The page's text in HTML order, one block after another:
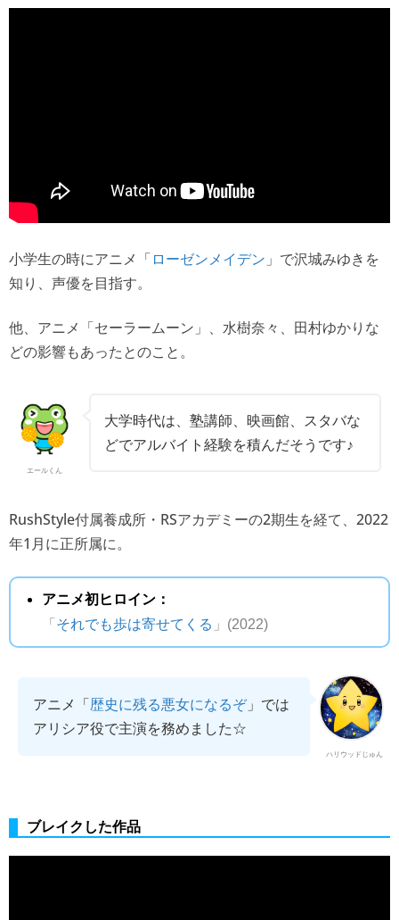
小学生の時にアニメ「 ローゼンメイデン 」で沢城みゆきを
知り、声優を目指す。
他、アニメ「セーラームーン」、水樹奈々、田村ゆかりな
どの影響もあったとのこと。
エールくん
大学時代は、塾講師、映画館、スタバな
どでアルバイト経験を積んだそうです♪
RushStyle付属養成所・RSアカデミーの2期生を経て、2022
年1月に正所属に。
アニメ初ヒロイン：
「 それでも歩は寄せてくる 」(2022)
ハリウッドじゅん
アニメ「 歴史に残る悪女になるぞ」では
アリシア役で主演を務めました☆
ブレイクした作品